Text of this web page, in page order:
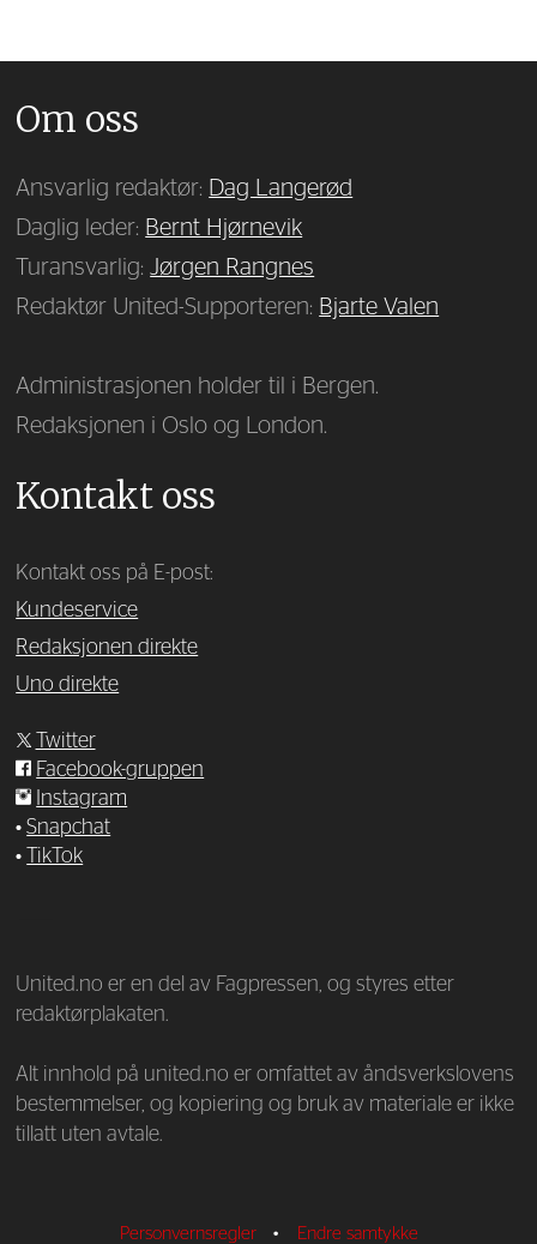
Om oss
Ansvarlig redaktør: Dag Langerød
Daglig leder: Bernt Hjørnevik
Turansvarlig:Jørgen Rangnes
Redaktør United-Supporteren: Bjarte Valen
Administrasjonen holder til i Bergen.
Redaksjonen i Oslo og London.
Kontakt oss
Kontakt oss på E-post:
Kundeservice
Redaksjonen direkte
Uno direkte
Twitter
Facebook-gruppen
Instagram
•Snapchat
•
TikTok
United.no er en del av Fagpressen, og styres etter
redaktørplakaten.
Alt innhold på united.no er omfattet av åndsverkslovens
bestemmelser, og kopiering og bruk av materiale er ikke
tillatt uten avtale.
Personvernsregler • Endre samtykke